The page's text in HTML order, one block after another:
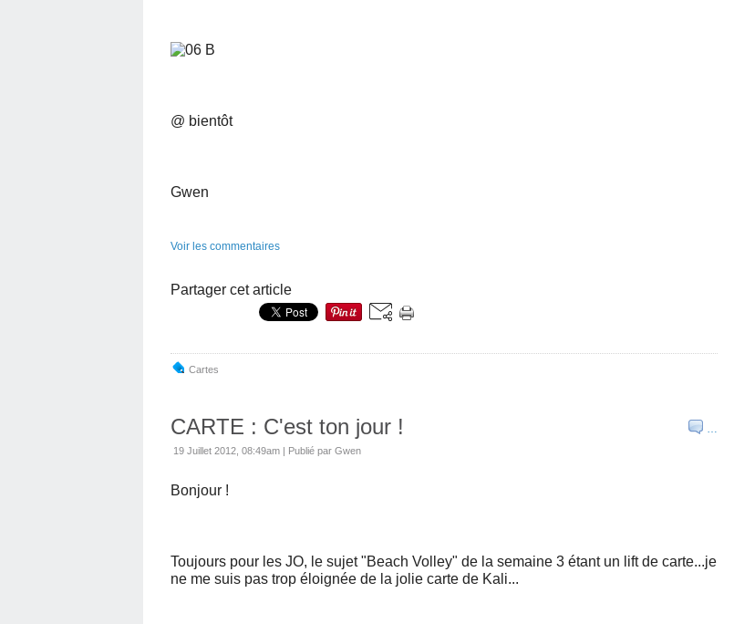
@ bientôt
Gwen
Voir les commentaires
Partager cet article
Cartes
…
CARTE : C'est ton jour !
19 Juillet 2012, 08:49am | Publié par Gwen
Bonjour !
Toujours pour les JO, le sujet "Beach Volley" de la semaine 3 étant un lift de carte...je
ne me suis pas trop éloignée de la jolie carte de Kali...